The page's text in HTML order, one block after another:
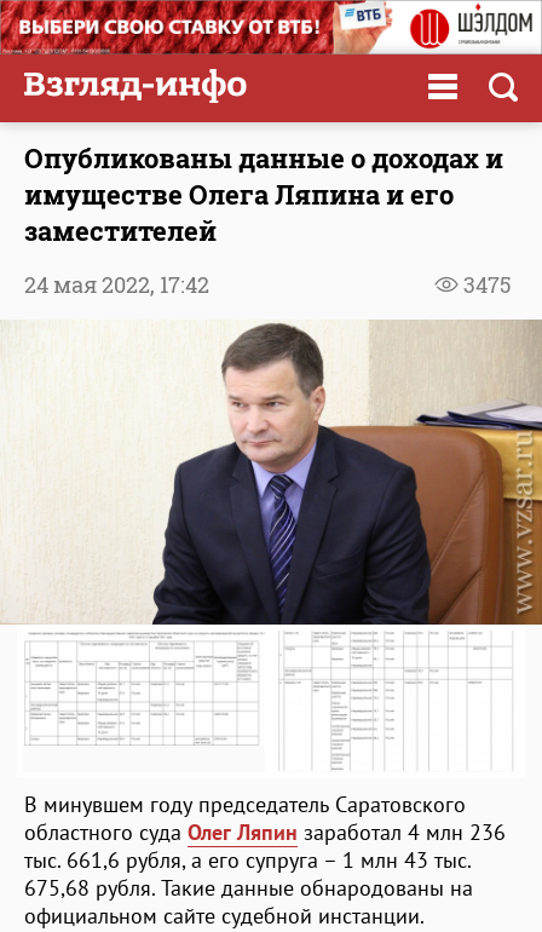
Опубликованы данные о доходах и
имуществе Олега Ляпина и его
заместителей
3475
24 мая 2022, 17:42
В минувшем году председатель Саратовского
областного суда Олег Ляпин заработал 4 млн 236
тыс. 661,6 рубля, а его супруга – 1 млн 43 тыс.
675,68 рубля. Такие данные обнародованы на
официальном сайте судебной инстанции.